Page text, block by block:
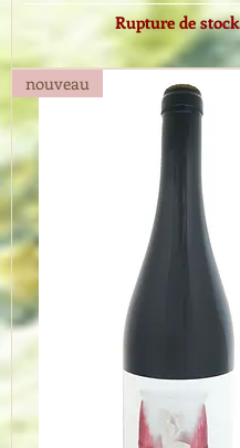
Rupture de stock
nouveau